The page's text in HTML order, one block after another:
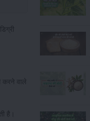
करने वाले
है।